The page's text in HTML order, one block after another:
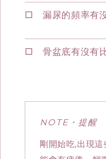
□ 漏尿的頻率有
□ 骨盆底有沒有
NOTE・提醒
剛開始吃,出現